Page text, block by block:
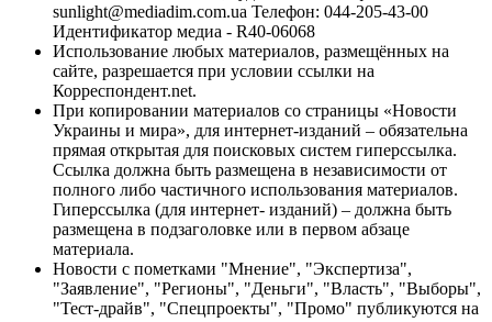
sunlight@mediadim.com.ua Телефон: 044-205-43-00
Идентификатор медиа - R40-06068
Использование любых материалов, размещённых на
сайте, разрешается при условии ссылки на
Корреспондент.net.
При копировании материалов со страницы «Новости
Украины и мира», для интернет-изданий – обязательна
прямая открытая для поисковых систем гиперссылка.
Ссылка должна быть размещена в независимости от
полного либо частичного использования материалов.
Гиперссылка (для интернет- изданий) – должна быть
размещена в подзаголовке или в первом абзаце
материала.
Новости с пометками "Мнение", "Экспертиза",
"Заявление", "Регионы", "Деньги", "Власть", "Выборы",
"Тест-драйв", "Спецпроекты", "Промо" публикуются на